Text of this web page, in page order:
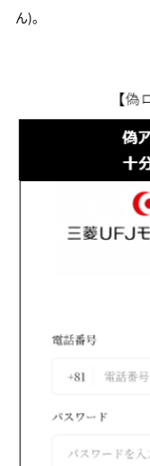
ん)。